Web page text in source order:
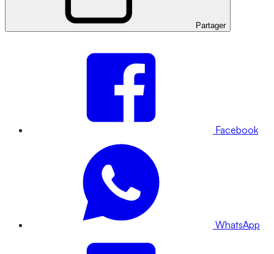
Partager
Facebook
WhatsApp